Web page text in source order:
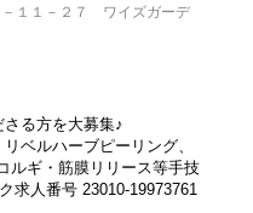
１１－２７ ワイズガーデ
る方を大募集♪
ベルハーブピーリング、
ルギ・筋膜リリース等手技
人番号 23010-19973761